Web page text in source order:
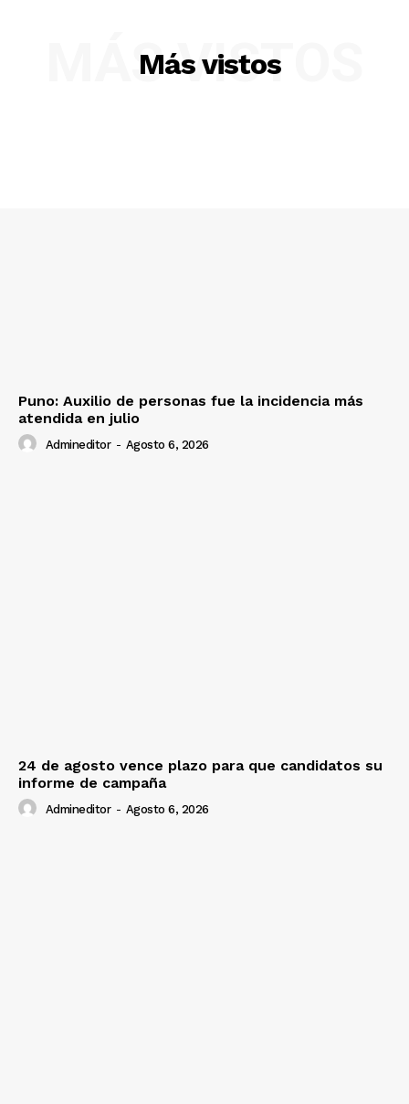
Más vistos
MÁS VISTOS
Puno: Auxilio de personas fue la incidencia más
atendida en julio
Admineditor - Agosto 6, 2026
24 de agosto vence plazo para que candidatos su
informe de campaña
Admineditor - Agosto 6, 2026